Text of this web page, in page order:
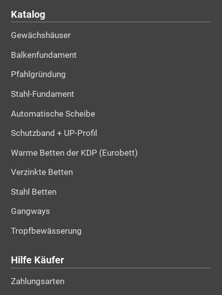
Katalog
Gewächshäuser
Balkenfundament
Pfahlgründung
Stahl-Fundament
Automatische Scheibe
Schutzband + UP-Profil
Warme Betten der KDP (Eurobett)
Verzinkte Betten
Stahl Betten
Gangways
Tropfbewässerung
Hilfe Käufer
Zahlungsarten